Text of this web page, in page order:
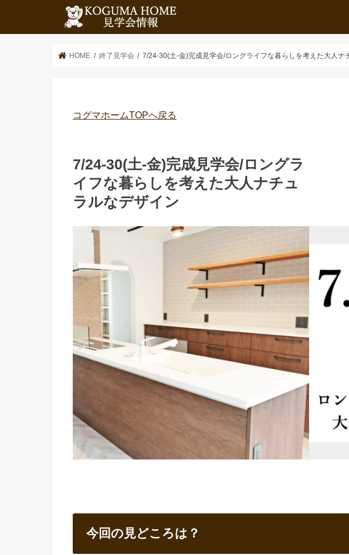
HOME 終了見学会 7/24-30(土-金)完成見学会/ロングライフな暮らしを考えた大人ナ
コグマホームTOPへ戻る
7/24-30(土-金)完成見学会/ロングラ
イフな暮らしを考えた大人ナチュ
ラルなデザイン
今回の見どころは？